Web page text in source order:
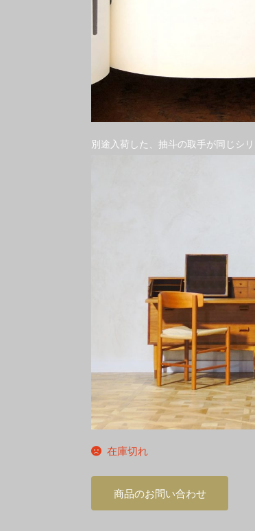
別途入荷した、抽斗の取手が同じシ
在庫切れ
商品のお問い合わせ